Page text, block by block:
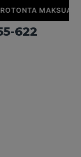
MAKSUAIKAA
622